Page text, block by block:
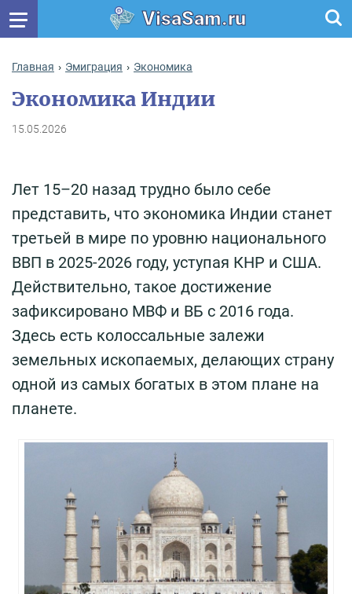
VisaSam.ru
Главная Эмиграция Экономика
Экономика Индии
15.05.2026
Лет 15–20 назад трудно было себе
представить, что экономика Индии станет
третьей в мире по уровню национального
ВВП в 2025-2026 году, уступая КНР и США.
Действительно, такое достижение
зафиксировано МВФ и ВБ с 2016 года.
Здесь есть колоссальные залежи
земельных ископаемых, делающих страну
одной из самых богатых в этом плане на
планете.